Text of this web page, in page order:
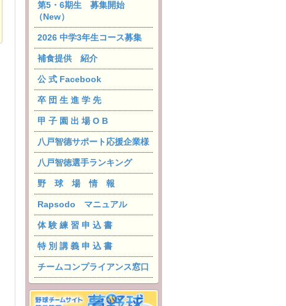
第5・6期生 募集開始
（New）
2026 中学3年生コース募集
補食提供 紹介
公 式 Facebook
卒 団 生 進 学 先
甲 子 園 出 場 O B
八戸智德サポート応援企業様
八戸智徳選手ランキング
野 球 場 情 報
Rapsodo マニュアル
体 験 練 習 申 込 書
特 別 講 義 申 込 書
チームコンプライアンス窓口